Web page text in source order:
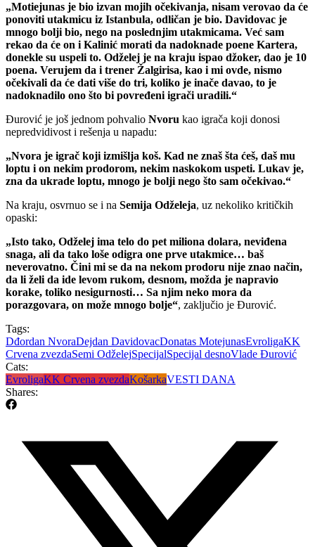
„Motiejunas je bio izvan mojih očekivanja, nisam verovao da će
ponoviti utakmicu iz Istanbula, odličan je bio. Davidovac je
mnogo bolji bio, nego na poslednjim utakmicama. Već sam
rekao da će on i Kalinić morati da nadoknade poene Kartera,
donekle su uspeli to. Odželej je na kraju ispao džoker, dao je 10
poena. Verujem da i trener Žalgirisa, kao i mi ovde, nismo
očekivali da će dati više do tri, koliko je inače davao, to je
nadoknadilo ono što bi povređeni igrači uradili.“
Đurović je još jednom pohvalio Nvoru kao igrača koji donosi
nepredvidivost i rešenja u napadu:
„Nvora je igrač koji izmišlja koš. Kad ne znaš šta ćeš, daš mu
loptu i on nekim prodorom, nekim naskokom uspeti. Lukav je,
zna da ukrade loptu, mnogo je bolji nego što sam očekivao.“
Na kraju, osvrnuo se i na Semija Odželeja, uz nekoliko kritičkih
opaski:
„Isto tako, Odželej ima telo do pet miliona dolara, neviđena
snaga, ali da tako loše odigra one prve utakmice… baš
neverovatno. Čini mi se da na nekom prodoru nije znao način,
da li želi da ide levom rukom, desnom, možda je napravio
korake, toliko nesigurnosti… Sa njim neko mora da
porazgovara, on može mnogo bolje“, zaključio je Đurović.
Tags:
Dđordan NvoraDejdan DavidovacDonatas MotejunasEvroligaKK
Crvena zvezdaSemi OdželejSpecijalSpecijal desnoVlade Đurović
Cats:
EvroligaKK Crvena zvezdaKošarkaVESTI DANA
Shares: